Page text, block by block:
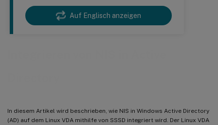
Auf Englisch anzeigen
In diesem Artikel wird beschrieben, wie NIS in Windows Active Directory
(AD) auf dem Linux VDA mithilfe von SSSD integriert wird. Der Linux VDA